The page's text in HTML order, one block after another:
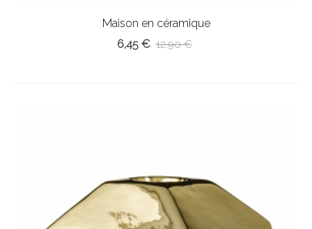
Maison en céramique
6,45 € 12,90 €